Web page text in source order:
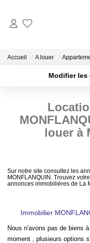
Accueil A louer
Modifier les
Sélectionnez...
louer à
Sur notre site consultez les
MONFLANQUIN. Trouvez
annonces immobilières de La
Immobilier
Nous n'avons pas de biens
moment , plusieurs options